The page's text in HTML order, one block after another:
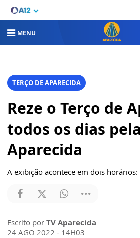
MENU
TERÇO DE APARECIDA
Reze o Terço de
todos os dias
Aparecida
A exibição acontece em dois
Escrito por TV Aparecida
24 AGO 2022 - 14H03